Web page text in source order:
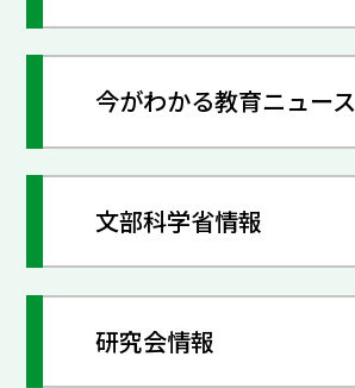
今がわかる教育ニュース
文部科学省情報
研究会情報